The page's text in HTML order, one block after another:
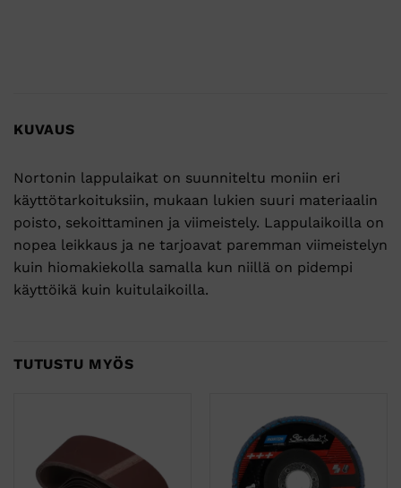
KUVAUS
Nortonin lappulaikat on suunniteltu moniin eri
käyttötarkoituksiin, mukaan lukien suuri materiaalin
poisto, sekoittaminen ja viimeistely. Lappulaikoilla on
nopea leikkaus ja ne tarjoavat paremman viimeistelyn
kuin hiomakiekolla samalla kun niillä on pidempi
käyttöikä kuin kuitulaikoilla.
TUTUSTU MYÖS